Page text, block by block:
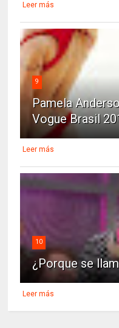
Leer más
9
Pamela
Vogue Brasil
Leer más
10
¿Porque se
Leer más